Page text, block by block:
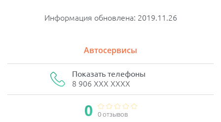
Информация обновлена: 2019.11.26
Автосервисы
Показать телефоны
8 906 XXX XXXX
0 0 отзывов